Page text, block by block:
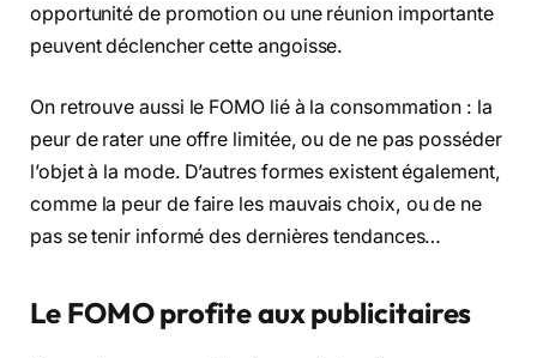
opportunité de promotion ou une réunion importante
peuvent déclencher cette angoisse.
On retrouve aussi le FOMO lié à la consommation : la
peur de rater une offre limitée, ou de ne pas posséder
l’objet à la mode. D’autres formes existent également,
comme la peur de faire les mauvais choix, ou de ne
pas se tenir informé des dernières tendances…
Le FOMO profite aux publicitaires